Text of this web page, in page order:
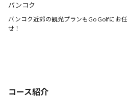
バンコク
バンコク近郊の観光プランもGo Golfにお任
せ！
コース紹介